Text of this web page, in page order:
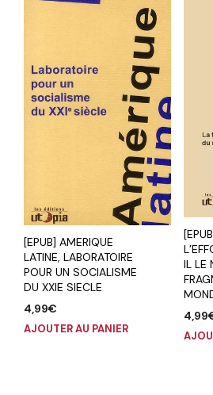
[EPUB] AMERIQUE
LATINE, LABORATOIRE
POUR UN SOCIALISME
DU XXIE SIECLE
4,99€
AJOUTER AU PANIER
IL LE
4,99